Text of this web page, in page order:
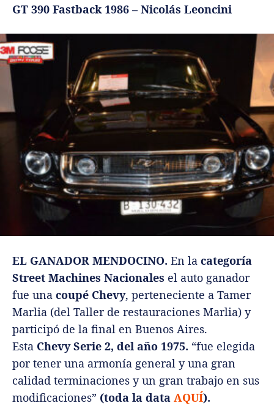
GT 390 Fastback 1986 – Nicolás Leoncini
EL GANADOR MENDOCINO. En la categoría
Street Machines Nacionales el auto ganador
fue una coupé Chevy, perteneciente a Tamer
Marlia (del Taller de restauraciones Marlia) y
participó de la final en Buenos Aires.
Esta Chevy Serie 2, del año 1975. “fue elegida
por tener una armonía general y una gran
calidad terminaciones y un gran trabajo en sus
modificaciones” (toda la data AQUÍ).